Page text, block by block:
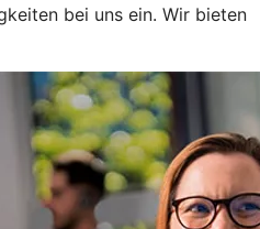
bei uns ein. Wir bieten